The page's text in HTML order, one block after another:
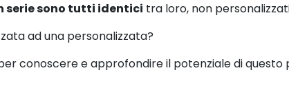
sono tutti identici tra loro, non
ad una personalizzata?
conoscere e approfondire il potenziale di questo